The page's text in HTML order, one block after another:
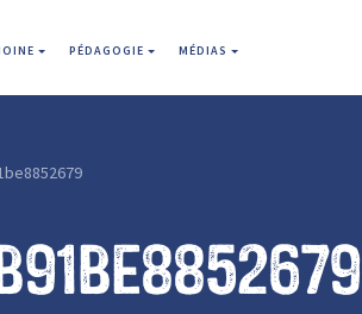
PÉDAGOGIE MÉDIAS